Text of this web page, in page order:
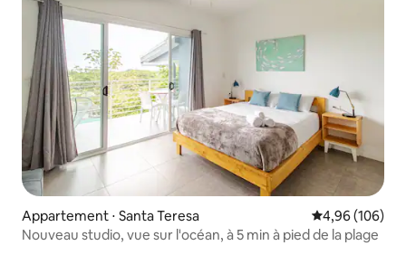
Appartement ⋅ Santa Teresa Évaluation
4,96 (106)
Nouveau studio, vue sur l'océan, à 5 min à pied de la plage